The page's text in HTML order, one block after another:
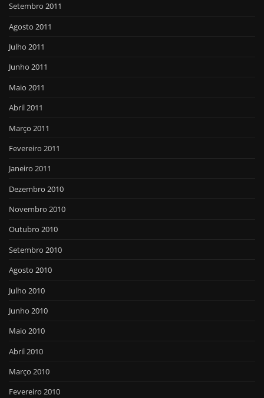
Setembro 2011
Agosto 2011
Julho 2011
Junho 2011
Maio 2011
Abril 2011
Março 2011
Fevereiro 2011
Janeiro 2011
Dezembro 2010
Novembro 2010
Outubro 2010
Setembro 2010
Agosto 2010
Julho 2010
Junho 2010
Maio 2010
Abril 2010
Março 2010
Fevereiro 2010